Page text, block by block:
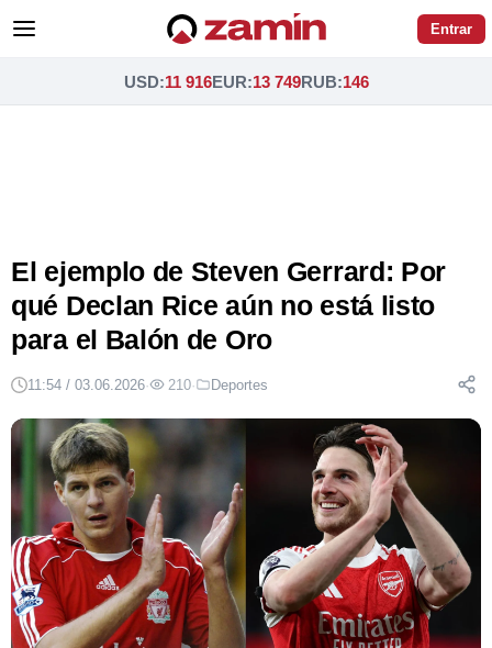
Entrar
USD:11 916EUR:13 749RUB:146
El ejemplo de Steven Gerrard: Por
qué Declan Rice aún no está listo
para el Balón de Oro
11:54 / 03.06.2026· 210· Deportes